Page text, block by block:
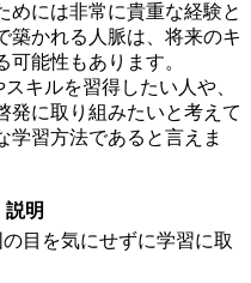
めには非常に貴重な経験と
築かれる人脈は、将来のキ
能性もあります。
キルを習得したい人や、
発に取り組みたいと考えて
学習方法であると言えま
説明
目を気にせずに学習に取